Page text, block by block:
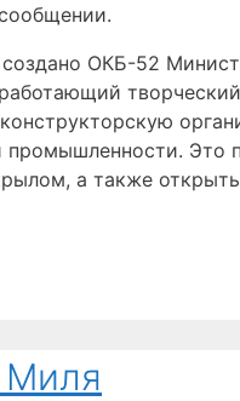
ОКБ-52
Это
а также
Миля